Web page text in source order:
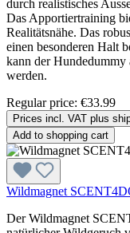
durch realistisches
Das Apportiertraining
Realitätsnähe. Das
einen besonderen Halt
kann der
werden.
Regular price: €33.99
Prices incl. VAT plus
Add to shopping cart
Wildmagnet
Der Wildmagnet